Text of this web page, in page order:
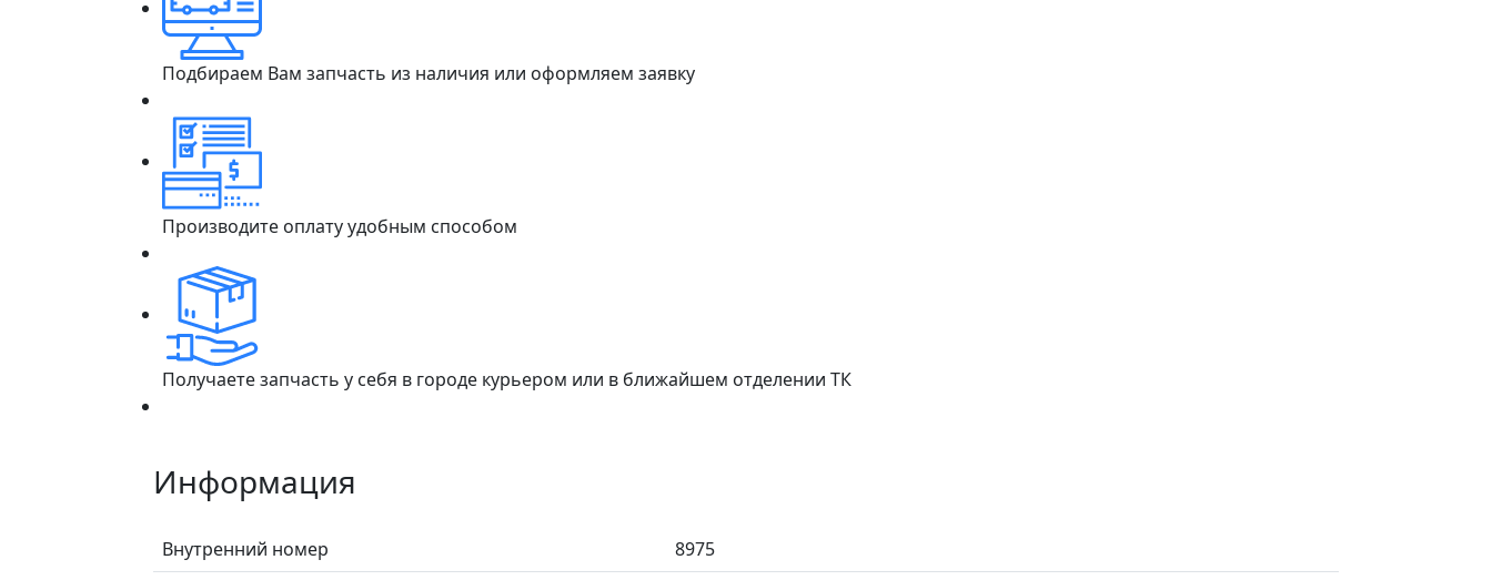
Подбираем Вам запчасть из наличия или оформляем заявку
Производите оплату удобным способом
Получаете запчасть у себя в городе курьером или в ближайшем отделении ТК
Информация
Внутренний номер
8975